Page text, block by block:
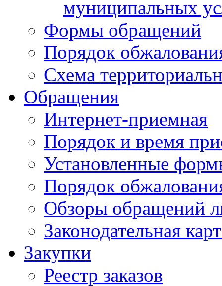
муниципальных
Формы обращений
Порядок
Схема
Обращения
Интернет-приемная
Порядок и время
Установленные
Порядок
Обзоры обращений
Законодательная
Закупки
Реестр заказов